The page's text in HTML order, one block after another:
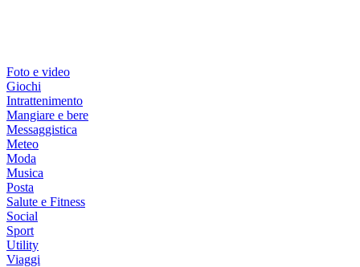
Foto e video
Giochi
Intrattenimento
Mangiare e bere
Messaggistica
Meteo
Moda
Musica
Posta
Salute e Fitness
Social
Sport
Utility
Viaggi